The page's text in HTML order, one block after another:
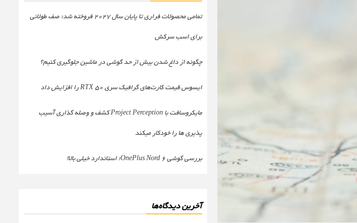
تمامی محصولات فراری تا پایان سال ۲۰۲۷ فروخته شد؛ صف طولانی
برای اسب سرکش
چگونه از داغ شدن بیش از حد گوشی در ماشین جلوگیری کنیم؟
ایسوس قیمت کارت‌های گرافیک سری RTX 50 را افزایش داد
مایکروسافت با Project Perception کشف و وصله گذاری آسیب
پذیری ها را خودکار میکند
بررسی گوشی OnePlus Nord 6؛ استاندارد خیلی بالا!
آخرین دیدگاه‌ها